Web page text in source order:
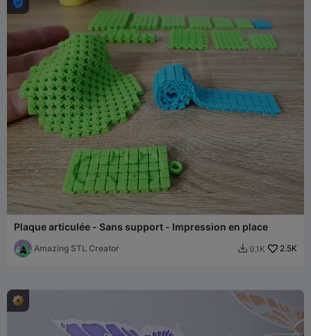

Plaque articulée - Sans support - Impression en place
Amazing STL Creator  9.1K 2.5K